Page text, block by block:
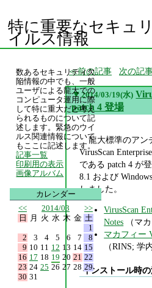
特に重要なセキュ
イルス情報
前の記事 次の記
▼ 2014/03/19(水)
patch 4 登場
龍大標準のアン
VirusScan
である patch 4 が
8.1 および
しました。
VirusScan
Notes （マ
マカフィー
（RINS; 学
インストール時
数あるセキュリティ欠
陥情報の中でも、一般
ユーザによる龍大での
コンピュータ運用に際
して特に重大だと考え
られるものについて記
述します。緊急のウイ
ルス関連情報について
もここに記述します。
記事一覧
印刷用の表示
画像アルバム
カレンダー
<<
2014/03
>>
日
月 火 水 木 金 土
1
2
3 4 5 6 7
8
9 10 11 12 13 14 15
16 17 18 19 20 21 22
23 24 25 26 27 28 29
30 31